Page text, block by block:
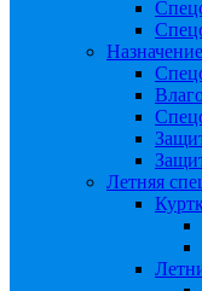
Назначение
Летняя